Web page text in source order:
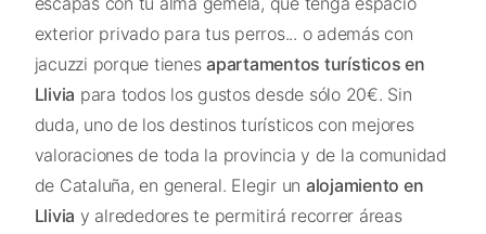
exterior privado para tus perros... o además con
jacuzzi porque tienes apartamentos turísticos en
Llivia para todos los gustos desde sólo 20€. Sin
duda, uno de los destinos turísticos con mejores
valoraciones de toda la provincia y de la comunidad
de Cataluña, en general. Elegir un alojamiento en
Llivia y alrededores te permitirá recorrer áreas